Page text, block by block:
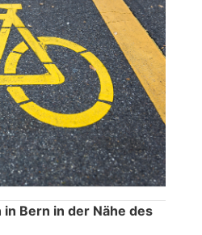
Bern in der Nähe des